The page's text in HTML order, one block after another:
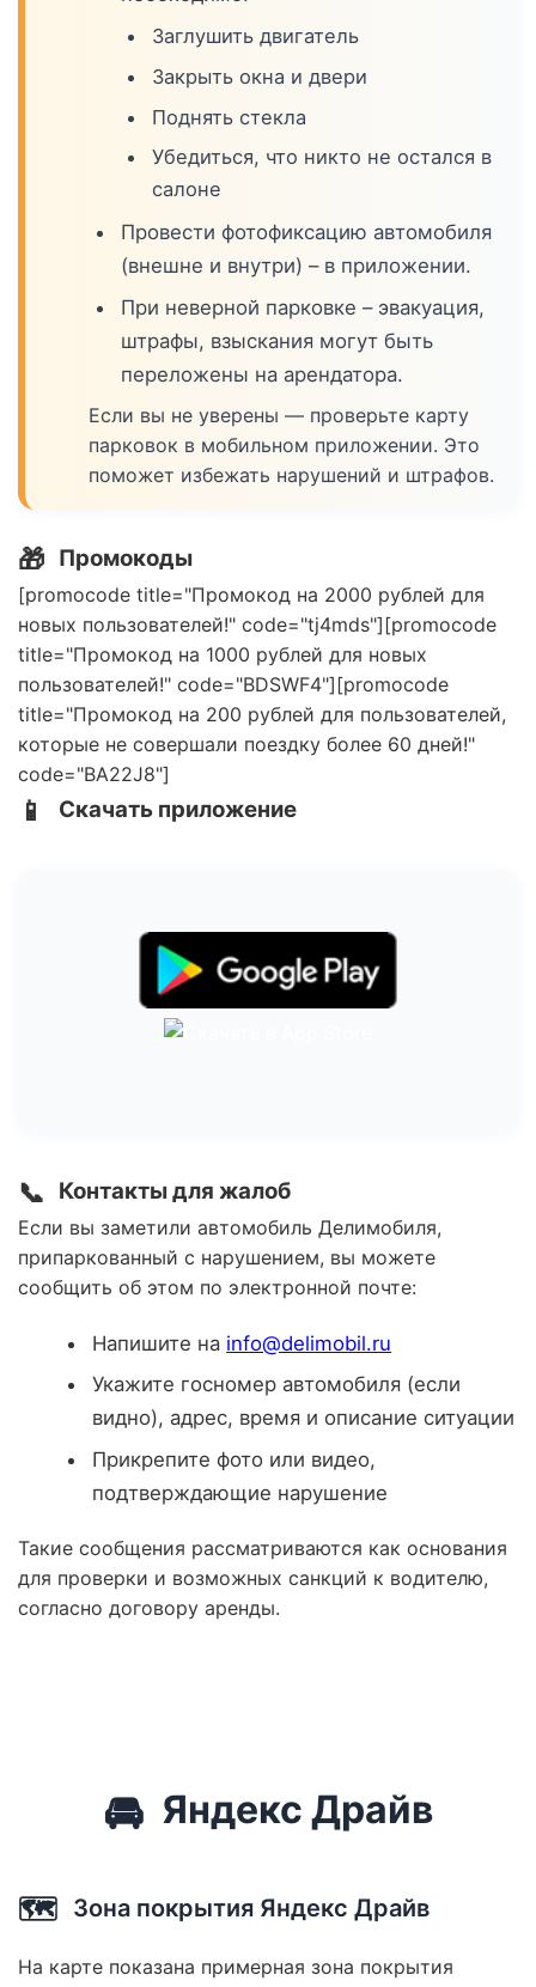
Заглушить двигатель
Закрыть окна и двери
Поднять стекла
Убедиться, что никто не остался в
салоне
Провести фотофиксацию автомобиля
(внешне и внутри) – в приложении.
При неверной парковке – эвакуация,
штрафы, взыскания могут быть
переложены на арендатора.
Если вы не уверены — проверьте карту
парковок в мобильном приложении. Это
поможет избежать нарушений и штрафов.
🎁 Промокоды
[promocode title="Промокод на 2000 рублей для
новых пользователей!" code="tj4mds"][promocode
title="Промокод на 1000 рублей для новых
пользователей!" code="BDSWF4"][promocode
title="Промокод на 200 рублей для пользователей,
которые не совершали поездку более 60 дней!"
code="BA22J8"]
📱 Скачать приложение
📞 Контакты для жалоб
Если вы заметили автомобиль Делимобиля,
припаркованный с нарушением, вы можете
сообщить об этом по электронной почте:
Напишите на info@delimobil.ru
Укажите госномер автомобиля (если
видно), адрес, время и описание ситуации
Прикрепите фото или видео,
подтверждающие нарушение
Такие сообщения рассматриваются как основания
для проверки и возможных санкций к водителю,
согласно договору аренды.
🚘 Яндекс Драйв
🗺️ Зона покрытия Яндекс Драйв
На карте показана примерная зона покрытия